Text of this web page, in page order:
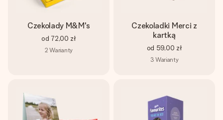
Czekolady M&M's
od 72,00 zł
2 Warianty
Czekoladki Merci z
kartką
od 59,00 zł
3 Warianty